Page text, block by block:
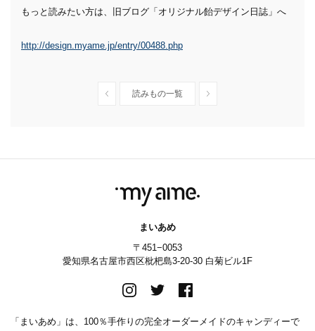
もっと読みたい方は、旧ブログ「オリジナル飴デザイン日誌」へ
http://design.myame.jp/entry/00488.php
読みもの一覧
まいあめ
〒451−0053
愛知県名古屋市西区枇杷島3-20-30 白菊ビル1F
「まいあめ」は、100％手作りの完全オーダーメイドのキャンディーで